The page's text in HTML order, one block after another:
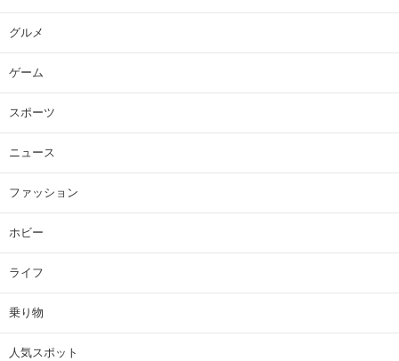
グルメ
ゲーム
スポーツ
ニュース
ファッション
ホビー
ライフ
乗り物
人気スポット